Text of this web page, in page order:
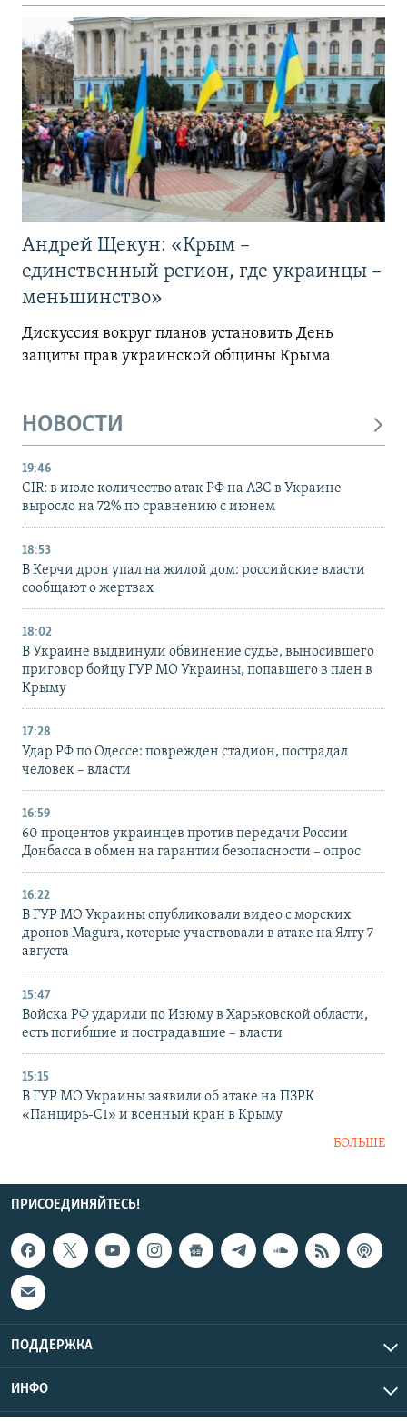
Андрей Щекун: «Крым –
единственный регион, где украинцы –
меньшинство»
Дискуссия вокруг планов установить День
защиты прав украинской общины Крыма
НОВОСТИ
19:46
CIR: в июле количество атак РФ на АЗС в Украине
выросло на 72% по сравнению с июнем
18:53
В Керчи дрон упал на жилой дом: российские власти
сообщают о жертвах
18:02
В Украине выдвинули обвинение судье, выносившего
приговор бойцу ГУР МО Украины, попавшего в плен в
Крыму
17:28
Удар РФ по Одессе: поврежден стадион, пострадал
человек – власти
16:59
60 процентов украинцев против передачи России
Донбасса в обмен на гарантии безопасности – опрос
16:22
В ГУР МО Украины опубликовали видео с морских
дронов Magura, которые участвовали в атаке на Ялту 7
августа
15:47
Войска РФ ударили по Изюму в Харьковской области,
есть погибшие и пострадавшие – власти
15:15
В ГУР МО Украины заявили об атаке на ПЗРК
«Панцирь-С1» и военный кран в Крыму
БОЛЬШЕ
ПРИСОЕДИНЯЙТЕСЬ!
ПОДДЕРЖКА
ИНФО